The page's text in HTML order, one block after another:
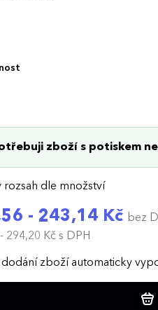
zboží s potiskem
rozsah dle množství
- 243,14 Kč bez
294,20 Kčs DPH
dodání zboží automaticky